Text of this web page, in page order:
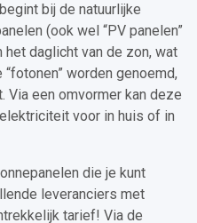
bij de natuurlijke
(ook wel “PV panelen”
daglicht van de zon, wat
worden genoemd,
Via een omvormer kan deze
voor in huis of in
die je kunt
leveranciers met
tarief! Via de